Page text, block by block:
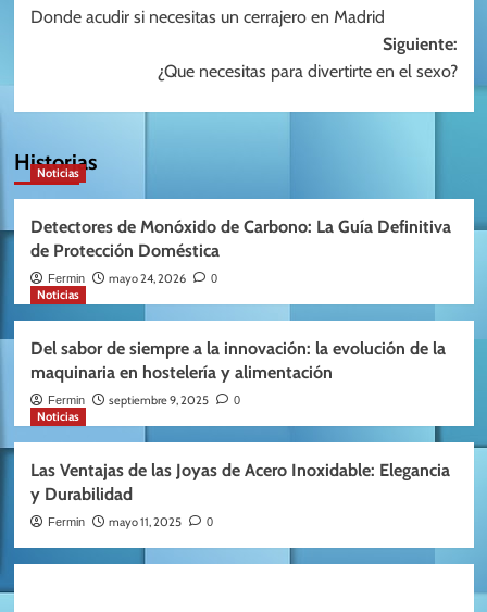
de
Donde acudir si necesitas un cerrajero en Madrid
Siguiente:
¿Que necesitas para divertirte en el sexo?
Historias
Noticias
Detectores de Monóxido de Carbono: La Guía Definitiva
de Protección Doméstica
Fermin mayo 24, 2026 0
Noticias
Del sabor de siempre a la innovación: la evolución de la
maquinaria en hostelería y alimentación
Fermin septiembre 9, 2025 0
Noticias
Las Ventajas de las Joyas de Acero Inoxidable: Elegancia
y Durabilidad
Fermin mayo 11, 2025 0